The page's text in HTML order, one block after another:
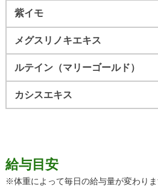
紫イモ
メグスリノキエキス
ルテイン（マリーゴールド）
カシスエキス
給与目安
※体重によって毎日の給与量が変わり